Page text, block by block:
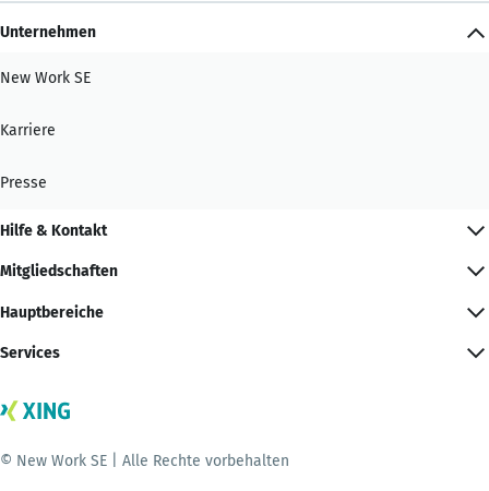
Unternehmen
New Work SE
Karriere
Presse
Hilfe & Kontakt
Mitgliedschaften
Hauptbereiche
Services
© New Work SE | Alle Rechte vorbehalten